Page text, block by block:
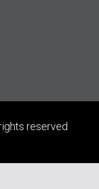
reserved